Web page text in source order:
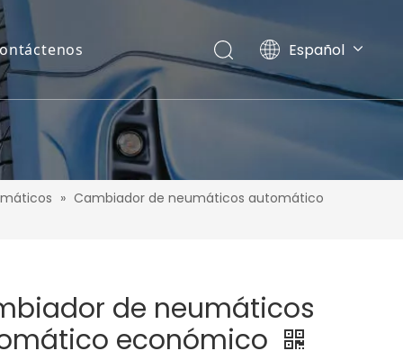
Español
English
Pусский
» Cambiador de neumáticos automático
de neumáticos
económico